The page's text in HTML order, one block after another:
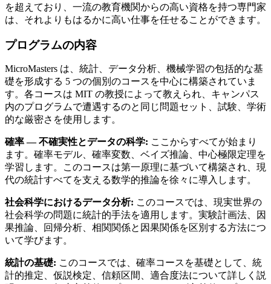
を超えており、一流の教育機関からの高い資格を持つ専門家
は、それよりもはるかに高い仕事を任せることができます。
プログラムの内容
MicroMasters は、統計、データ分析、機械学習の包括的な基
礎を形成する 5 つの個別のコースを中心に構築されていま
す。各コースは MIT の教授によって教えられ、キャンパス
内のプログラムで遭遇するのと同じ問題セット、試験、学術
的な厳密さを使用します。
確率 — 不確実性とデータの科学: ここからすべてが始まり
ます。確率モデル、確率変数、ベイズ推論、中心極限定理を
学習します。このコースは第一原理に基づいて構築され、現
代の統計すべてを支える数学的推論を徐々に導入します。
社会科学におけるデータ分析: このコースでは、現実世界の
社会科学の問題に統計的手法を適用します。実験計画法、因
果推論、回帰分析、相関関係と因果関係を区別する方法につ
いて学びます。
統計の基礎: このコースでは、確率コースを基礎として、統
計的推定、仮説検定、信頼区間、適合度法について詳しく説